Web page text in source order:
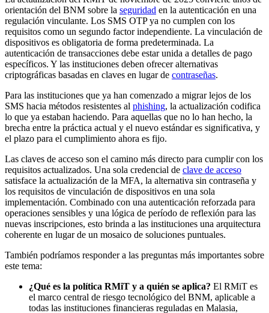
orientación del BNM sobre la seguridad en la autenticación en una
regulación vinculante. Los SMS OTP ya no cumplen con los
requisitos como un segundo factor independiente. La vinculación de
dispositivos es obligatoria de forma predeterminada. La
autenticación de transacciones debe estar unida a detalles de pago
específicos. Y las instituciones deben ofrecer alternativas
criptográficas basadas en claves en lugar de contraseñas.
Para las instituciones que ya han comenzado a migrar lejos de los
SMS hacia métodos resistentes al phishing, la actualización codifica
lo que ya estaban haciendo. Para aquellas que no lo han hecho, la
brecha entre la práctica actual y el nuevo estándar es significativa, y
el plazo para el cumplimiento ahora es fijo.
Las claves de acceso son el camino más directo para cumplir con los
requisitos actualizados. Una sola credencial de clave de acceso
satisface la actualización de la MFA, la alternativa sin contraseña y
los requisitos de vinculación de dispositivos en una sola
implementación. Combinado con una autenticación reforzada para
operaciones sensibles y una lógica de período de reflexión para las
nuevas inscripciones, esto brinda a las instituciones una arquitectura
coherente en lugar de un mosaico de soluciones puntuales.
También podríamos responder a las preguntas más importantes sobre
este tema:
¿Qué es la política RMiT y a quién se aplica? El RMiT es
el marco central de riesgo tecnológico del BNM, aplicable a
todas las instituciones financieras reguladas en Malasia,